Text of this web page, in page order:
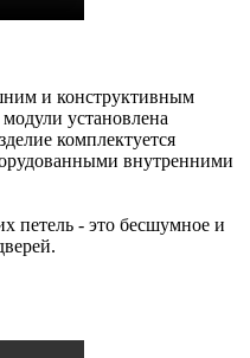
и конструктивным
установлена
комплектуется
внутренними
петель - это бесшумное и